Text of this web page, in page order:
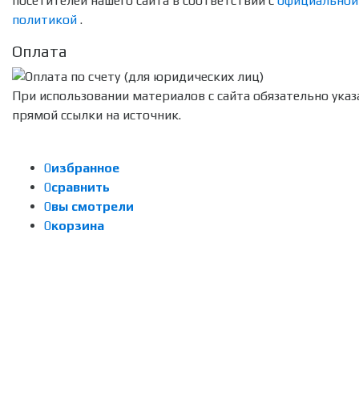
политикой .
Оплата
При использовании материалов с сайта обязательно
прямой ссылки на источник.
0избранное
0сравнить
0вы смотрели
0корзина